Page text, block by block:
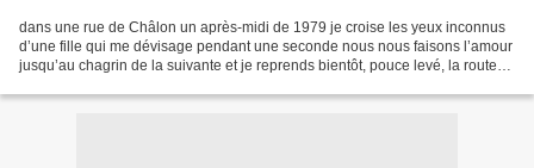
dans une rue de Châlon un après-midi de 1979 je croise les yeux inconnus
d’une fille qui me dévisage pendant une seconde nous nous faisons l’amour
jusqu’au chagrin de la suivante et je reprends bientôt, pouce levé, la route